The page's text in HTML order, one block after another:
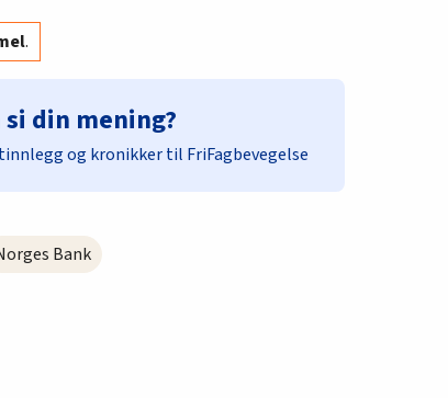
.
din mening?
og kronikker til FriFagbevegelse
Bank